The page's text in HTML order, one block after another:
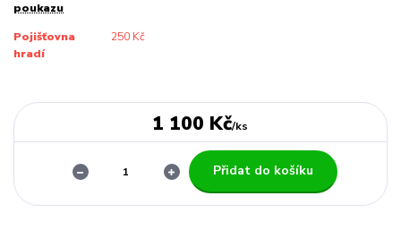
poukazu
Pojišťovna
hradí
250 Kč
1 100 Kč/ks
Přidat do košíku